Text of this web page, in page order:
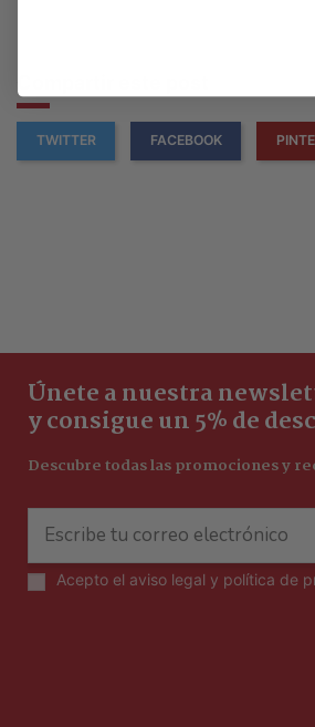
TWITTER FACEBOOK
Únete a nuestra
y consigue un 5% de
Descubre todas las promociones y
Acepto el aviso legal y política de